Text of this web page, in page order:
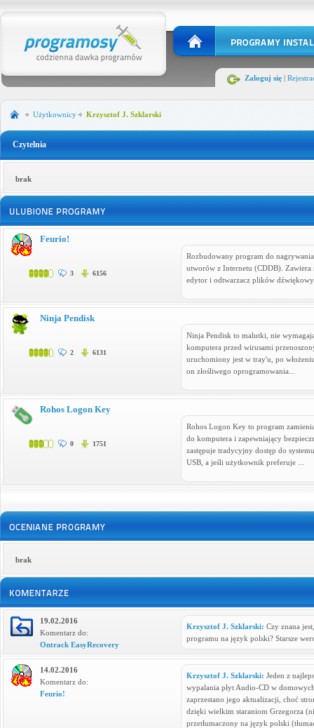
Zaloguj się |
Użytkownicy Krzysztof J. Szklarski
Czytelnia
brak
Rozbudowany program do
utworów z Internetu (CDDB). Zawiera
edytor i odtwarzacz plików
Feurio!
3 6156
Ninja Pendisk to malutki, nie
komputera przed wirusami
uruchomiony jest w tray'u, po
on złośliwego oprogramowania...
Ninja Pendisk
2 6131
Rohos Logon Key to program
do komputera i zapewniający
zastępuje tradycyjny dostęp do
USB, a jeśli użytkownik preferuje ...
Rohos Logon Key
0 1751
brak
Krzysztof J. Szklarski: Czy znana
programu na język polski? Starsze
19.02.2016
Komentarz do:
Ontrack EasyRecovery
Krzysztof J. Szklarski: Jeden z
wypalania płyt Audio-CD w
zaprzestano jego aktualizacji, choć
dzięki wielkim staraniom Grzegorza
przetłumaczony na język polski
14.02.2016
Komentarz do:
Feurio!